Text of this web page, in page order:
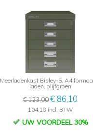
Meerladenkast Bisley-5, A4
laden, olijfgroen
€ 123,00€ 86,10
104,18 incl. BTW
UW VOORDEEL 30%